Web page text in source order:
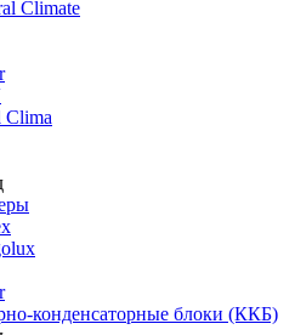
Climate
Clima
конденсаторные блоки (ККБ)